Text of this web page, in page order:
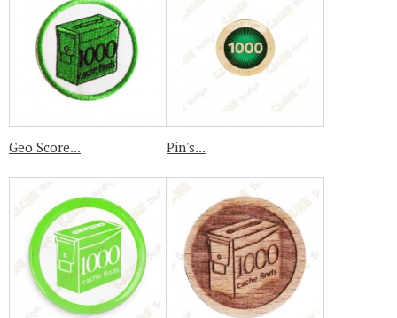
Geo Score... Pin's...